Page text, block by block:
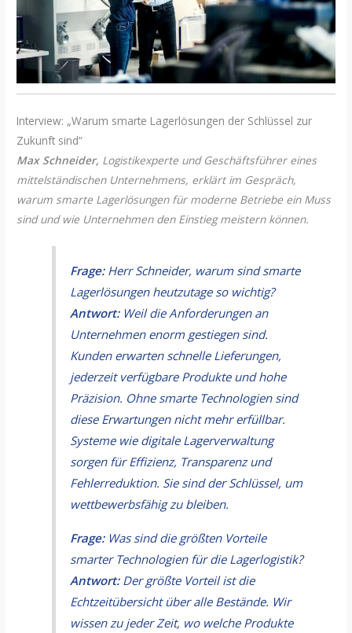
Interview: „Warum smarte Lagerlösungen der Schlüssel zur
Zukunft sind“
Max Schneider, Logistikexperte und Geschäftsführer eines
mittelständischen Unternehmens, erklärt im Gespräch,
warum smarte Lagerlösungen für moderne Betriebe ein Muss
sind und wie Unternehmen den Einstieg meistern können.
Frage:Herr Schneider, warum sind smarte
Lagerlösungen heutzutage so wichtig?
Antwort:Weil die Anforderungen an
Unternehmen enorm gestiegen sind.
Kunden erwarten schnelle Lieferungen,
jederzeit verfügbare Produkte und hohe
Präzision. Ohne smarte Technologien sind
diese Erwartungen nicht mehr erfüllbar.
Systeme wie digitale Lagerverwaltung
sorgen für Effizienz, Transparenz und
Fehlerreduktion. Sie sind der Schlüssel, um
wettbewerbsfähig zu bleiben.
Frage:Was sind die größten Vorteile
smarter Technologien für die Lagerlogistik?
Antwort:Der größte Vorteil ist die
Echtzeitübersicht über alle Bestände. Wir
wissen zu jeder Zeit, wo welche Produkte